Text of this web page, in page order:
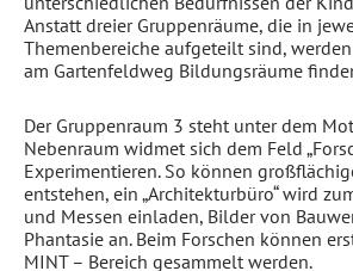
Anstatt dreier Gruppenräume, die in
Themenbereiche aufgeteilt sind,
am Gartenfeldweg Bildungsräume
Der Gruppenraum 3 steht unter dem
Nebenraum widmet sich dem Feld
Experimentieren. So können
entstehen, ein „Architekturbüro“ wird
und Messen einladen, Bilder von
Phantasie an. Beim Forschen können
MINT – Bereich gesammelt werden.